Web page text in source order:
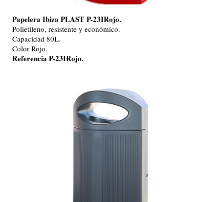
Papelera Ibiza PLAST P-23IRojo.
Polietileno, resistente y económico.
Capacidad 80L.
Color Rojo.
Referencia P-23IRojo.